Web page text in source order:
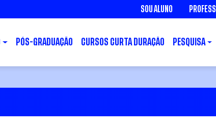
SOU ALUNO
PÓS-GRADUAÇÃO CURSOS CURTA DURAÇÃO PESQUISA